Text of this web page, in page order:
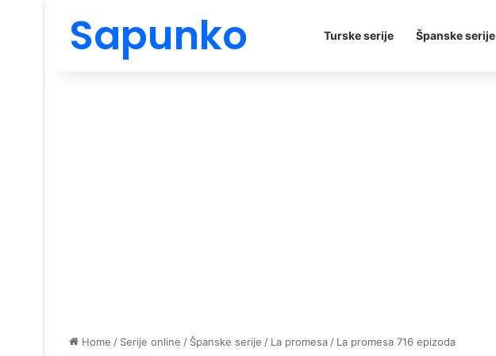
Sapunko Turske serije Španske serije
Home / Serije online / Španske serije / La promesa / La promesa 716 epizoda